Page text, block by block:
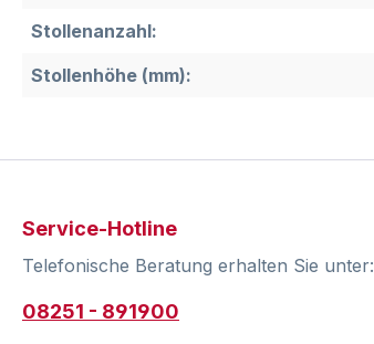
Stollenanzahl:
Stollenhöhe (mm):
Service-Hotline
Telefonische Beratung erhalten Sie unter:
08251 - 891900